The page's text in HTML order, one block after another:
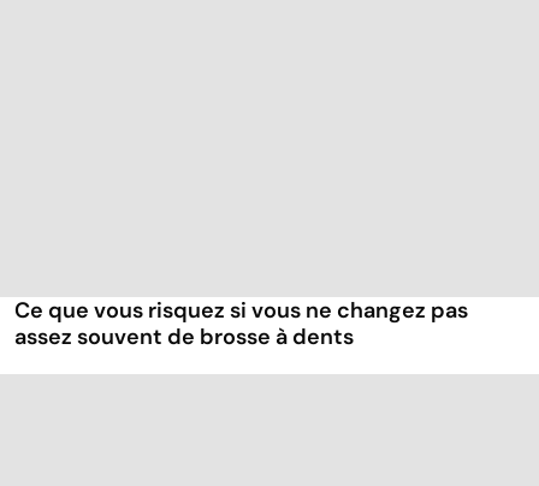
Ce que vous risquez si vous ne changez pas
assez souvent de brosse à dents